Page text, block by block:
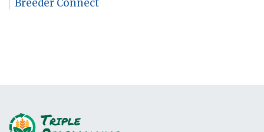
Breeder Connect